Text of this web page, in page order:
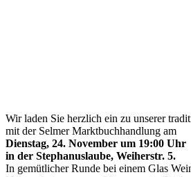
Wir laden Sie herzlich ein zu unserer
mit der Selmer Marktbuchhandlung am
Dienstag, 24. November um 19:00 Uhr
in der Stephanuslaube, Weiherstr. 5.
In gemütlicher Runde bei einem Glas